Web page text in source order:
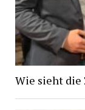
Wie sieht die